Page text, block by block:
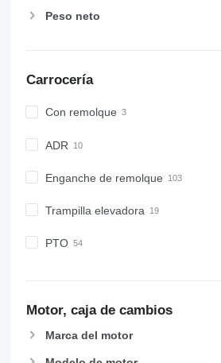
Peso neto
Carrocería
Con remolque
ADR
Enganche de remolque
Trampilla elevadora
PTO
Motor, caja de cambios
Marca del motor